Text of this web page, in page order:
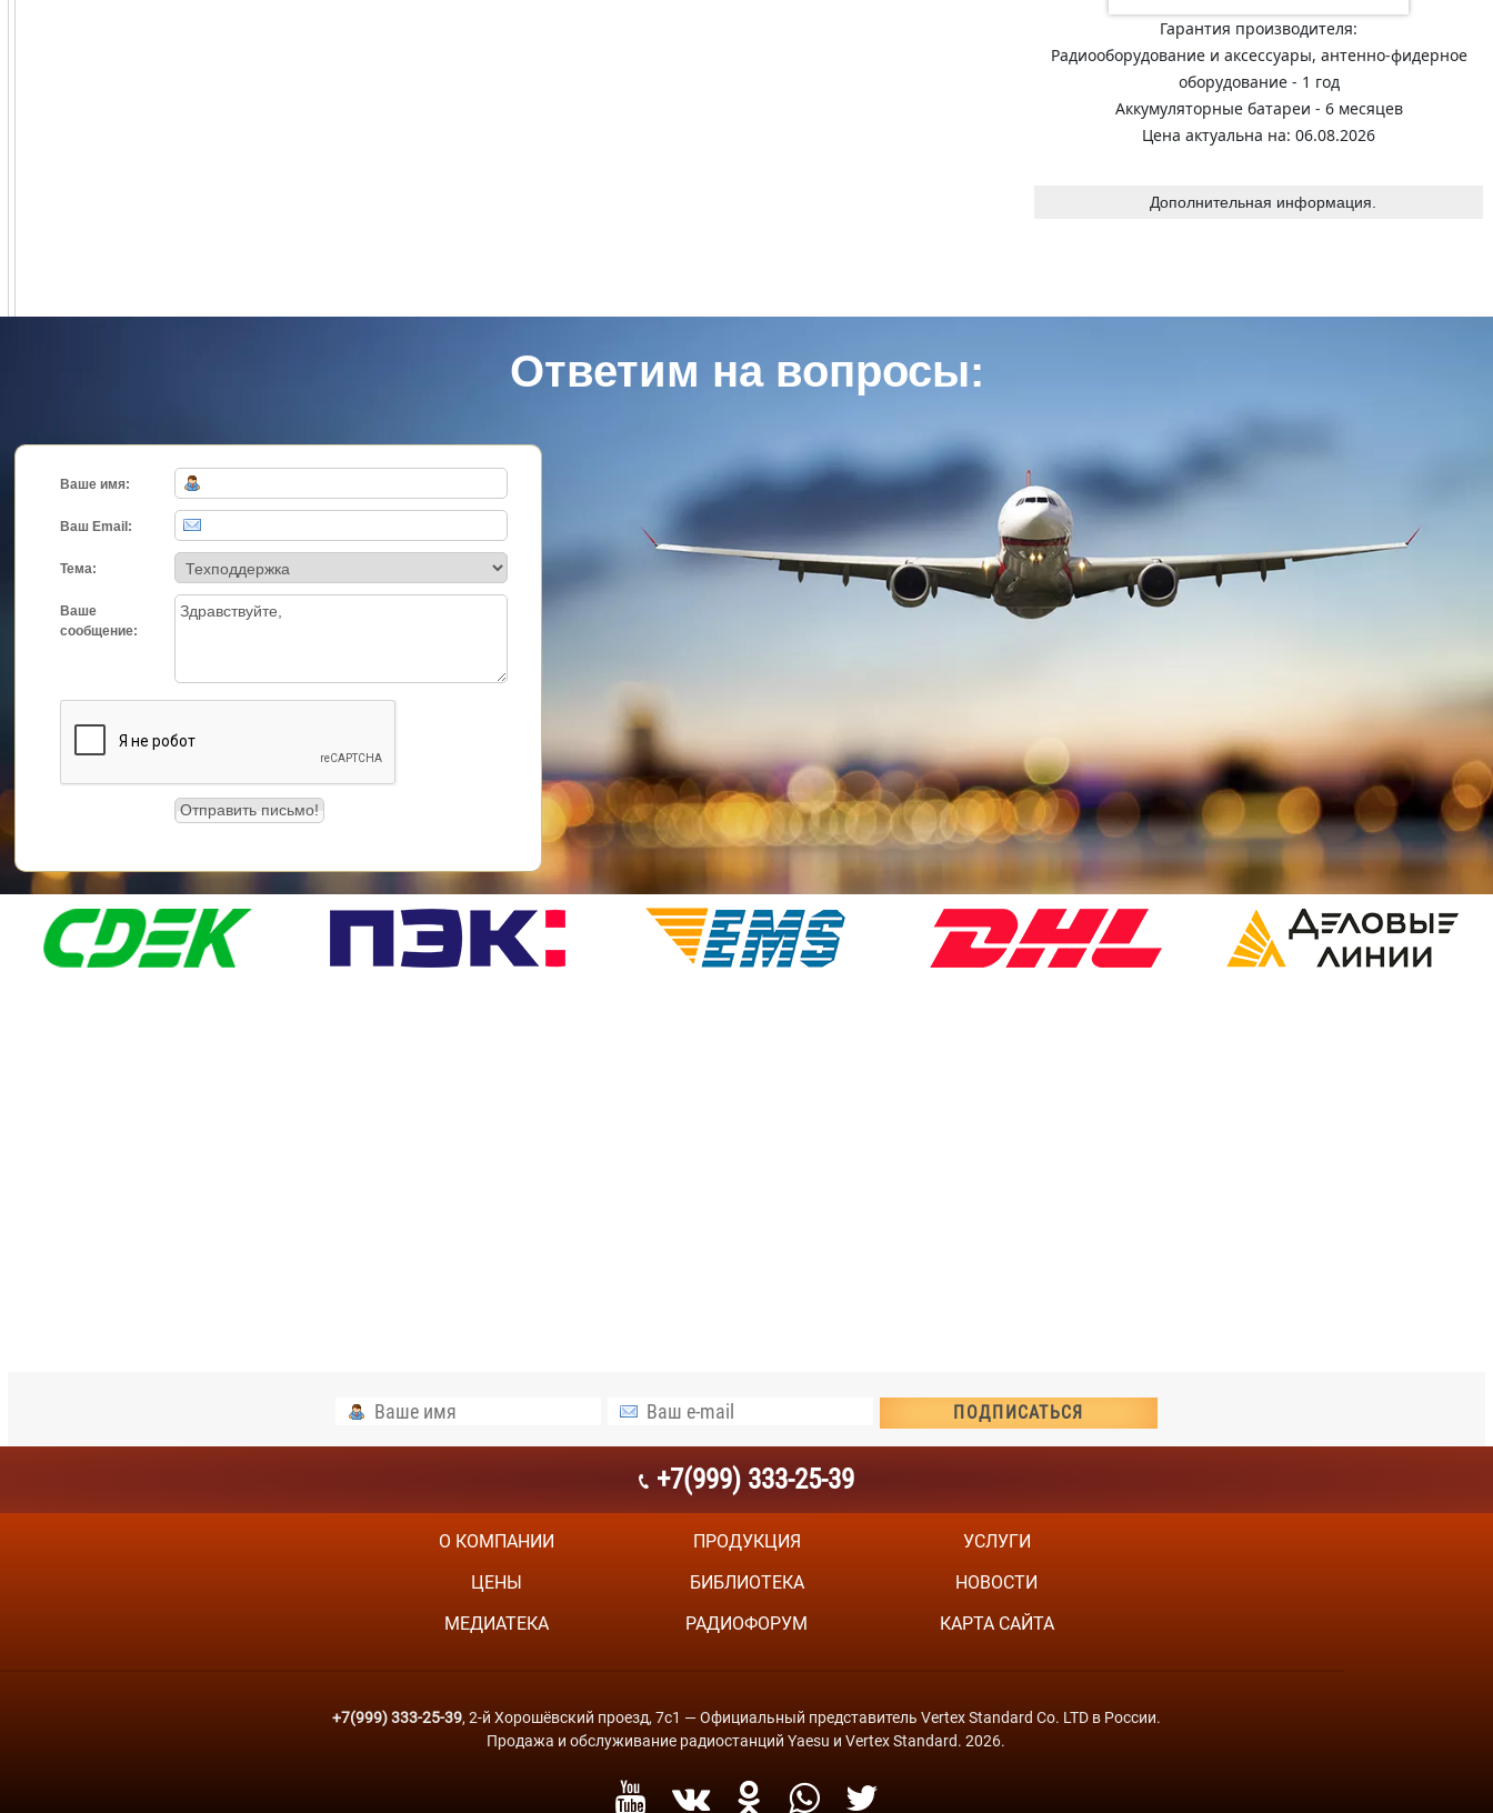
Гарантия производителя:
Радиооборудование и аксессуары, антенно-фидерное
оборудование - 1 год
Аккумуляторные батареи - 6 месяцев
Цена актуальна на: 06.08.2026
Дополнительная информация.
Ответим на вопросы:
Ваше имя:
Ваш Email:
Тема:
Ваше
сообщение:
+7(999) 333-25-39
О КОМПАНИИ
ЦЕНЫ
МЕДИАТЕКА
ПРОДУКЦИЯ
БИБЛИОТЕКА
РАДИОФОРУМ
УСЛУГИ
НОВОСТИ
КАРТА САЙТА
+7(999) 333-25-39, 2-й Хорошёвский проезд, 7с1 — Официальный представитель Vertex Standard Co. LTD в России.
Продажа и обслуживание радиостанций Yaesu и Vertex Standard. 2026.